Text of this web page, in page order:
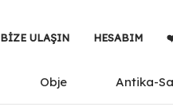
BIZE ULAŞIN HESABIM
Obje Antika-